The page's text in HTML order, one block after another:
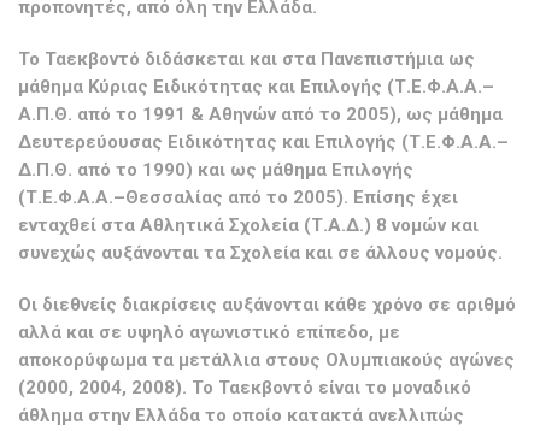
προπονητές, από όλη την Ελλάδα.
Το Ταεκβοντό διδάσκεται και στα Πανεπιστήμια ως
μάθημα Κύριας Ειδικότητας και Επιλογής (Τ.Ε.Φ.Α.Α.–
Α.Π.Θ. από το 1991 & Αθηνών από το 2005), ως μάθημα
Δευτερεύουσας Ειδικότητας και Επιλογής (Τ.Ε.Φ.Α.Α.–
Δ.Π.Θ. από το 1990) και ως μάθημα Επιλογής
(Τ.Ε.Φ.Α.Α.–Θεσσαλίας από το 2005). Επίσης έχει
ενταχθεί στα Αθλητικά Σχολεία (Τ.Α.Δ.) 8 νομών και
συνεχώς αυξάνονται τα Σχολεία και σε άλλους νομούς.
Οι διεθνείς διακρίσεις αυξάνονται κάθε χρόνο σε αριθμό
αλλά και σε υψηλό αγωνιστικό επίπεδο, με
αποκορύφωμα τα μετάλλια στους Ολυμπιακούς αγώνες
(2000, 2004, 2008). Το Ταεκβοντό είναι το μοναδικό
άθλημα στην Ελλάδα το οποίο κατακτά ανελλιπώς